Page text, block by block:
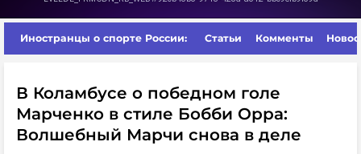
Иностранцы о спорте России: Статьи Комменты
В Коламбусе о победном голе
Марченко в стиле Бобби Орра:
Волшебный Марчи снова в деле